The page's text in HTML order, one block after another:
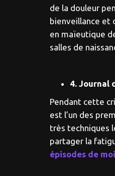
de la douleur
bienveillance et
en maïeutique
salles de
4. Journal
Pendant cette
est l’un des
très techniques
partager la
épisodes de